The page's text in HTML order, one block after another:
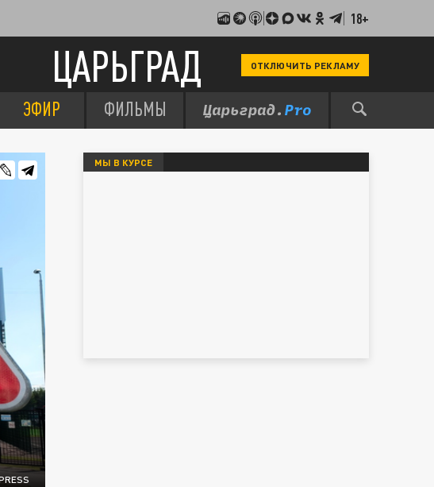
18+
ЦАРЬГРАД ОТКЛЮЧИТЬ РЕКЛАМУ
ЭФИР ФИЛЬМЫ
МЫ В КУРСЕ